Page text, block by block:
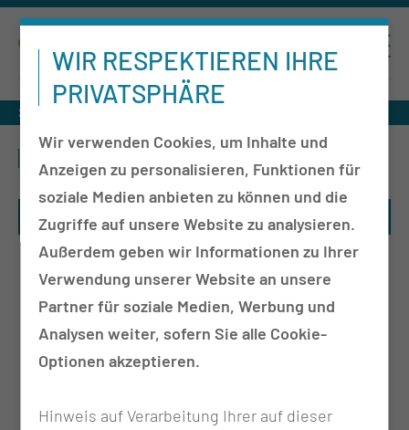
Studien
ACRIBIS - STUDIE
WIR RESPEKTIEREN IHRE
PRIVATSPHÄRE
Wir verwenden Cookies, um Inhalte und
Anzeigen zu personalisieren, Funktionen für
soziale Medien anbieten zu können und die
Zugriffe auf unsere Website zu analysieren.
Außerdem geben wir Informationen zu Ihrer
Verwendung unserer Website an unsere
Partner für soziale Medien, Werbung und
Analysen weiter, sofern Sie alle Cookie-
Optionen akzeptieren.
Hinweis auf Verarbeitung Ihrer auf dieser